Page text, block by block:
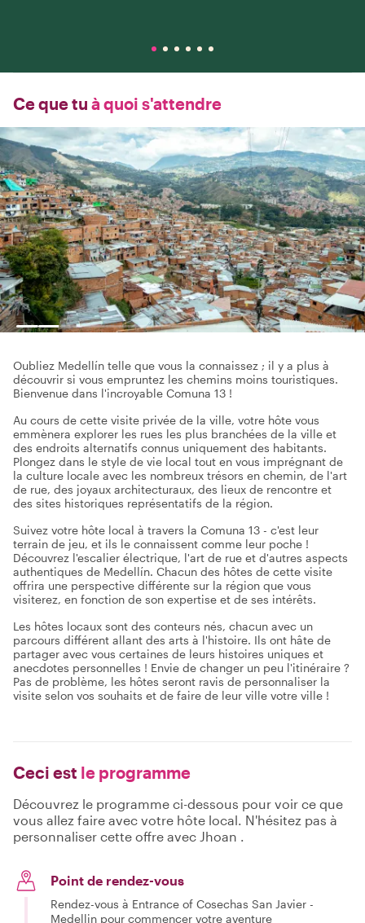
Ce que tu à quoi s'attendre
Oubliez Medellín telle que vous la connaissez ; il y a plus à
découvrir si vous empruntez les chemins moins touristiques.
Bienvenue dans l'incroyable Comuna 13 !
Au cours de cette visite privée de la ville, votre hôte vous
emmènera explorer les rues les plus branchées de la ville et
des endroits alternatifs connus uniquement des habitants.
Plongez dans le style de vie local tout en vous imprégnant de
la culture locale avec les nombreux trésors en chemin, de l'art
de rue, des joyaux architecturaux, des lieux de rencontre et
des sites historiques représentatifs de la région.
Suivez votre hôte local à travers la Comuna 13 - c'est leur
terrain de jeu, et ils le connaissent comme leur poche !
Découvrez l'escalier électrique, l'art de rue et d'autres aspects
authentiques de Medellín. Chacun des hôtes de cette visite
offrira une perspective différente sur la région que vous
visiterez, en fonction de son expertise et de ses intérêts.
Les hôtes locaux sont des conteurs nés, chacun avec un
parcours différent allant des arts à l'histoire. Ils ont hâte de
partager avec vous certaines de leurs histoires uniques et
anecdotes personnelles ! Envie de changer un peu l'itinéraire ?
Pas de problème, les hôtes seront ravis de personnaliser la
visite selon vos souhaits et de faire de leur ville votre ville !
Ceci est le programme
Découvrez le programme ci-dessous pour voir ce que
vous allez faire avec votre hôte local. N'hésitez pas à
personnaliser cette offre avec Jhoan .
Point de rendez-vous
Rendez-vous à Entrance of Cosechas San Javier -
Medellin pour commencer votre aventure